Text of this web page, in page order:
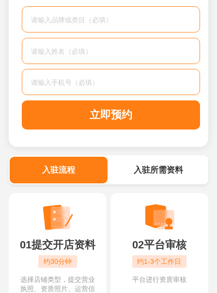
立即预约
入驻流程 入驻所需资料
01提交开店资料
约30分钟
选择店铺类型，提交营业
执照、资质照片、运营信
02平台审核
约1-3个工作日
平台进行资质审核